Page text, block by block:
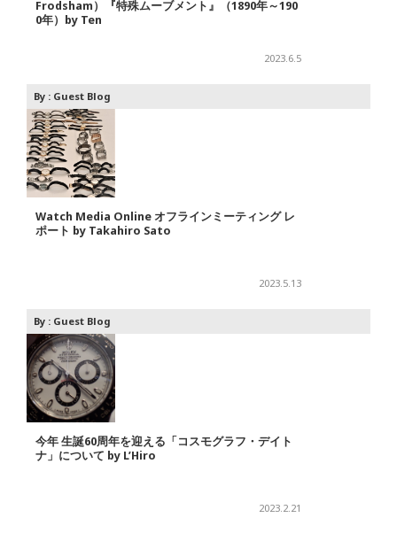
Frodsham）『特殊ムーブメント』（1890年～190
0年）by Ten
2023.6.5
By : Guest Blog
Watch Media Online オフラインミーティング レ
ポート by Takahiro Sato
2023.5.13
By : Guest Blog
今年 生誕60周年を迎える「コスモグラフ・デイト
ナ」について by L’Hiro
2023.2.21